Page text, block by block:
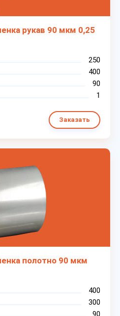
рукав 90 мкм 0,25
250
400
90
1
Заказать
полотно 90 мкм
400
300
90